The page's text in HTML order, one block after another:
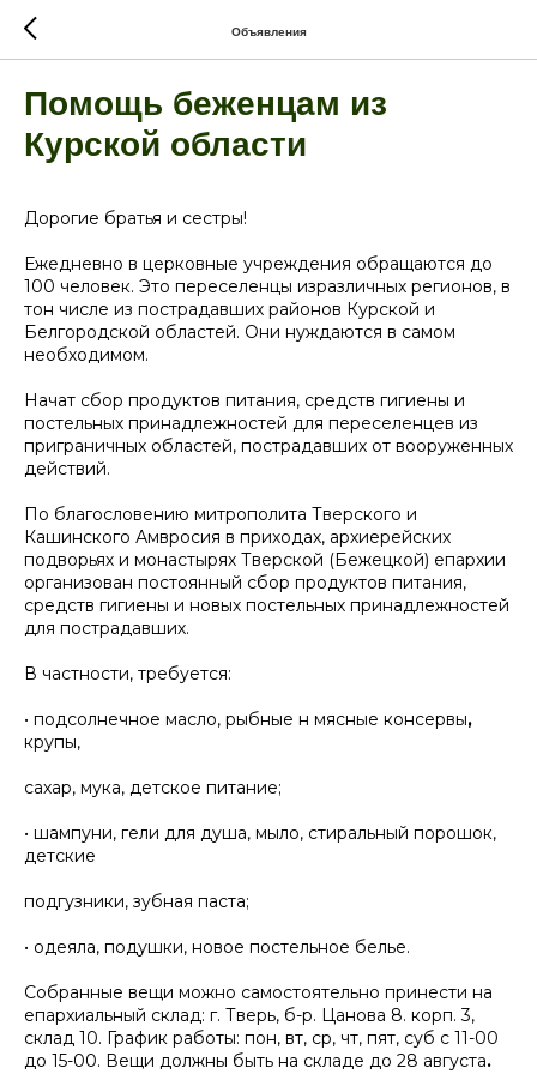
Объявления
Помощь беженцам из
Курской области
Дорогие братья и сестры!
Ежедневно в церковные учреждения обращаются до
100 человек. Это переселенцы изразличных регионов, в
тон числе из пострадавших районов Курской и
Белгородской областей. Они нуждаются в самом
необходимом.
Начат сбор продуктов питания, средств гигиены и
постельных принадлежностей для переселенцев из
приграничных областей, пострадавших от вооруженных
действий.
По благословению митрополита Тверского и
Кашинского Амвросия в приходах, архиерейских
подворьях и монастырях Тверской (Бежецкой) епархии
организован постоянный сбор продуктов питания,
средств гигиены и новых постельных принадлежностей
для пострадавших.
В частности, требуется:
• подсолнечное масло, рыбные н мясные консервы,
крупы,
сахар, мука, детское питание;
• шампуни, гели для душа, мыло, стиральный порошок,
детские
подгузники, зубная паста;
• одеяла, подушки, новое постельное белье.
Собранные вещи можно самостоятельно принести на
епархиальный склад: г. Тверь, б-р. Цанова 8. корп. 3,
склад 10. График работы: пон, вт, ср, чт, пят, суб с 11-00
до 15-00. Вещи должны быть на складе до 28 августа.